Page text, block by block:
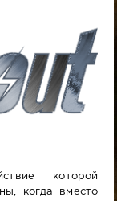
которой
когда вместо